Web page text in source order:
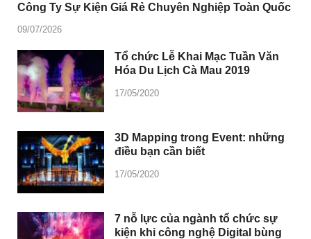
Công Ty Sự Kiện Giá Rẻ Chuyên Nghiệp Toàn Quốc
09/07/2026
Tổ chức Lễ Khai Mạc Tuần Văn
Hóa Du Lịch Cà Mau 2019
17/05/2020
3D Mapping trong Event: những
điều bạn cần biết
17/05/2020
7 nỗ lực của ngành tổ chức sự
kiện khi công nghệ Digital bùng